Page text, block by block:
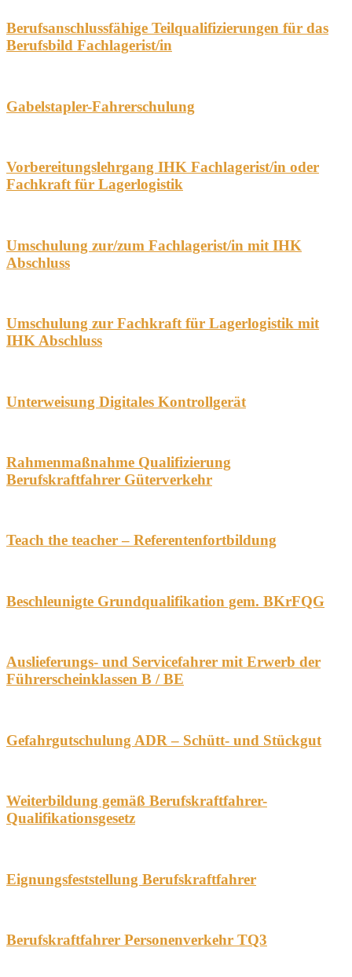
Berufsanschlussfähige Teilqualifizierungen für das
Berufsbild Fachlagerist/in
Gabelstapler-Fahrerschulung
Vorbereitungslehrgang IHK Fachlagerist/in oder
Fachkraft für Lagerlogistik
Umschulung zur/zum Fachlagerist/in mit IHK
Abschluss
Umschulung zur Fachkraft für Lagerlogistik mit
IHK Abschluss
Unterweisung Digitales Kontrollgerät
Rahmenmaßnahme Qualifizierung
Berufskraftfahrer Güterverkehr
Teach the teacher – Referentenfortbildung
Beschleunigte Grundqualifikation gem. BKrFQG
Auslieferungs- und Servicefahrer mit Erwerb der
Führerscheinklassen B / BE
Gefahrgutschulung ADR – Schütt- und Stückgut
Weiterbildung gemäß Berufskraftfahrer-
Qualifikationsgesetz
Eignungsfeststellung Berufskraftfahrer
Berufskraftfahrer Personenverkehr TQ3